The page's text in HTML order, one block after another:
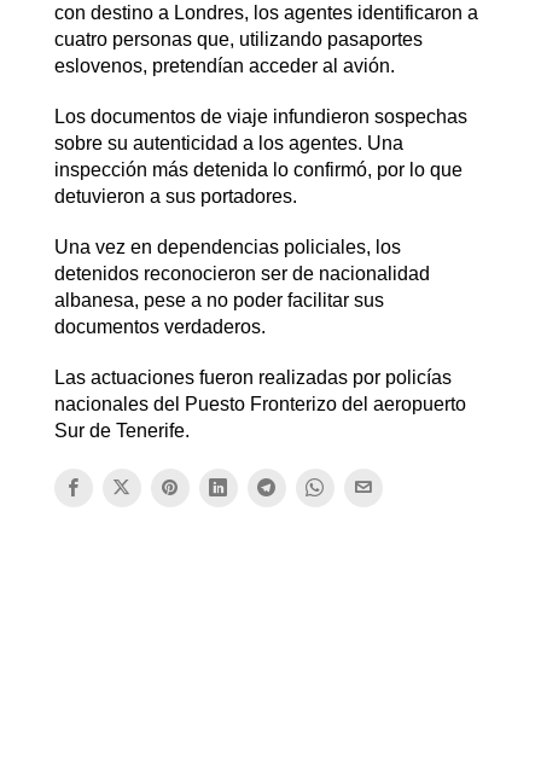
con destino a Londres, los agentes identificaron a
cuatro personas que, utilizando pasaportes
eslovenos, pretendían acceder al avión.
Los documentos de viaje infundieron sospechas
sobre su autenticidad a los agentes. Una
inspección más detenida lo confirmó, por lo que
detuvieron a sus portadores.
Una vez en dependencias policiales, los
detenidos reconocieron ser de nacionalidad
albanesa, pese a no poder facilitar sus
documentos verdaderos.
Las actuaciones fueron realizadas por policías
nacionales del Puesto Fronterizo del aeropuerto
Sur de Tenerife.